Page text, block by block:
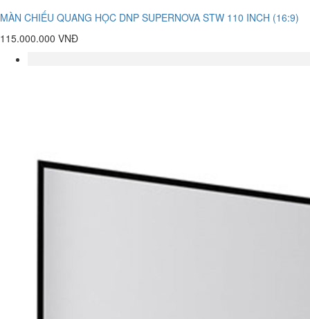
MÀN CHIẾU QUANG HỌC DNP SUPERNOVA STW 110 INCH (16:9)
115.000.000 VNĐ